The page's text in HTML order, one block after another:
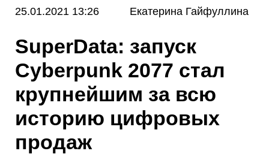
25.01.2021 13:26 Екатерина Гайфуллина
SuperData: запуск
Cyberpunk 2077 стал
крупнейшим за всю
историю цифровых
продаж